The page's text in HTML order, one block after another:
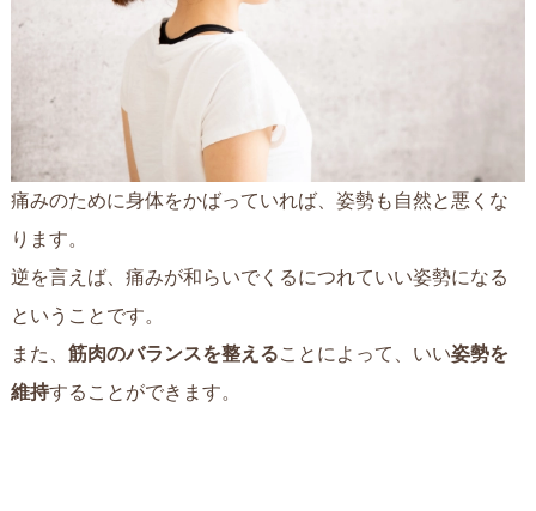
痛みのために身体をかばっていれば、姿勢も自然と悪くな
ります。
逆を言えば、痛みが和らいでくるにつれていい姿勢になる
ということです。
また、 筋肉のバランスを整えることによって、いい姿勢を
維持することができます。